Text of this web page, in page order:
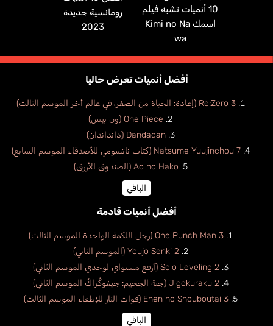
10 أنميات تشبه فيلم
اسمك Kimi no Na
wa
رومانسية جديدة
2023
أفضل أنميات تعرض حاليا
Re:Zero 3 (إعادة: الحياة من الصفر، في عالم أخر الموسم الثالث)
One Piece (ون بيس)
Dandadan (دانداندان)
Natsume Yuujinchou 7 (كتاب ناتسومي للأصدقاء الموسم السابع)
Ao no Hako (الصندوق الأزرق)
الباقي
أفضل أنميات قادمة
One Punch Man 3 (رجل اللكمة الواحدة الموسم الثالث)
Youjo Senki 2 (الموسم الثاني)
Solo Leveling 2 (أرفع مستواي لوحدي الموسم الثاني)
Jigokuraku 2 (جنة الجحيم: جيغوكُراكُ الموسم الثاني)
Enen no Shouboutai 3 (قوات النار للإطفاء الموسم الثالث)
الباقي